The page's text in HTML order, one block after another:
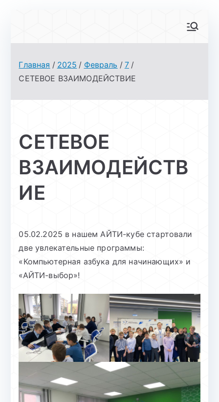
Глинищево
Главная 2025 Февраль
7
СЕТЕВОЕ ВЗАИМОДЕЙСТВИЕ
СЕТЕВОЕ
ВЗАИМОДЕЙСТВ
ИЕ
05.02.2025 в нашем АЙТИ-кубе стартовали
две увлекательные программы:
«Компьютерная азбука для начинающих» и
«АЙТИ-выбор»!